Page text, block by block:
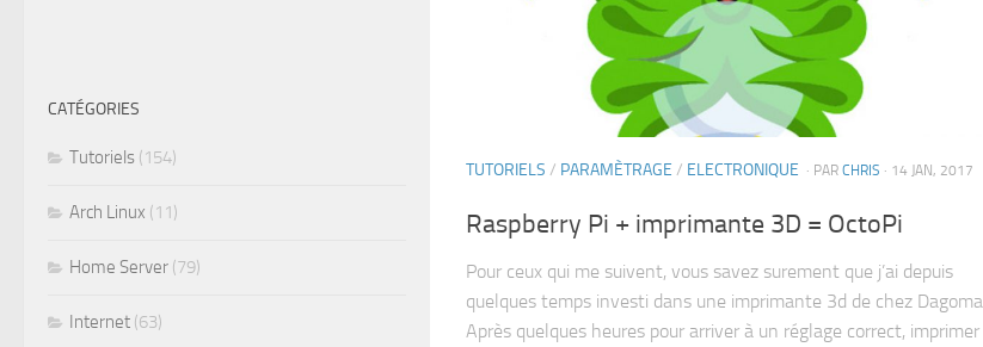
TUTORIELS / PARAMÈTRAGE / ELECTRONIQUE · PAR CHRIS · 14 JAN, 2017
Raspberry Pi + imprimante 3D = OctoPi
Pour ceux qui me suivent, vous savez surement que j’ai depuis
quelques temps investi dans une imprimante 3d de chez Dagoma.
Après quelques heures pour arriver à un réglage correct, imprimer
CATÉGORIES
Tutoriels (154)
Arch Linux (11)
Home Server (79)
Internet (63)